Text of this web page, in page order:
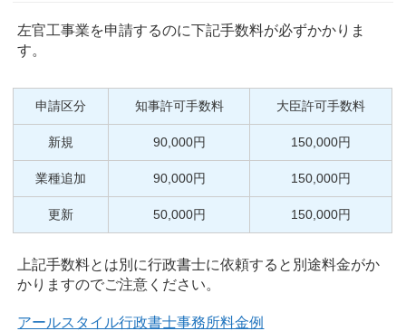
左官工事業を申請するのに下記手数料が必ずかかりま
す。
申請区分 知事許可手数料 大臣許可手数料
新規 90,000円 150,000円
業種追加 90,000円 150,000円
更新 50,000円 150,000円
上記手数料とは別に行政書士に依頼すると別途料金がか
かりますのでご注意ください。
アールスタイル行政書士事務所料金例